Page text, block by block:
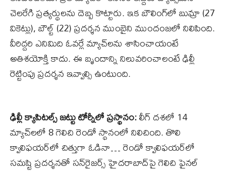
చెలరేగి ప్రత్యర్థులను దెబ్బ కొట్టారు. ఇక బౌలింగ్‌లో బుమ్రా (27
వికెట్లు), బౌల్ట్‌ (22) ప్రదర్శన ముంబైని ముందంజలో నిలిపింది.
వీరిద్దరి ఎనిమిది ఓవర్లే మ్యాచ్‌లను శాసించాయంటే
అతిశయోక్తి కాదు. ఈ బృందాన్ని నిలువరించాలంటే ఢిల్లీ
రెట్టింపు ప్రదర్శన ఇవ్వాల్సి ఉంటుంది.
ఢిల్లీ క్యాపిటల్స్‌ జట్టు టోర్నీలో ప్రస్థానం:లీగ్‌ దశలో 14
మ్యాచ్‌లలో 8 గెలిచి రెండో స్థానంలో నిలిచింది. తొలి
క్వాలిఫయర్‌లో చిత్తుగా ఓడినా… రెండో క్వాలిఫయర్‌లో
సమష్టి ప్రదర్శనతో సన్‌రైజర్స్‌ హైదరాబాద్‌పై గెలిచి ఫైనల్‌